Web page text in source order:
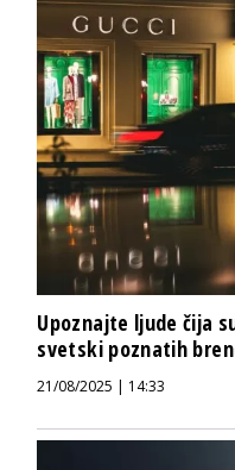
Upoznajte ljude čija
svetski poznatih
21/08/2025 | 14:33